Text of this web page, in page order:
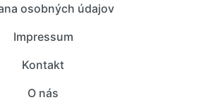
osobných údajov
Impressum
Kontakt
O nás